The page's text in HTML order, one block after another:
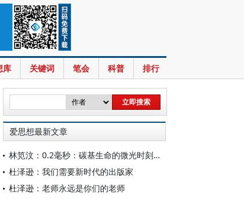
库 关键词 笔会 科普 排行
爱思想最新文章
林笕汶：0.2毫秒：碳基生命的微光时刻——读邵春堡《未来人类：科技拓展无限可能》
杜泽逊：我们需要新时代的出版家
杜泽逊：老师永远是你们的老师